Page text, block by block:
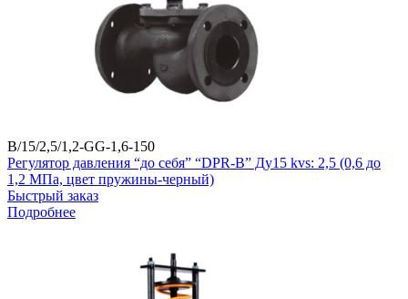
B/15/2,5/1,2-GG-1,6-150
Регулятор давления “до себя” “DPR-B” Ду15 kvs: 2,5 (0,6 до
1,2 МПа, цвет пружины-черный)
Быстрый заказ
Подробнее